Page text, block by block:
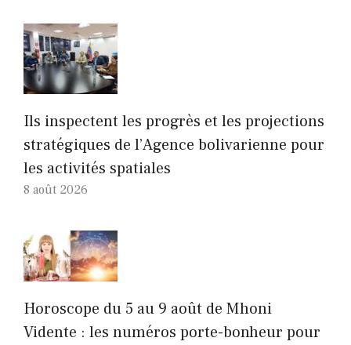
Ils inspectent les progrès et les projections
stratégiques de l’Agence bolivarienne pour
les activités spatiales
8 août 2026
Horoscope du 5 au 9 août de Mhoni
Vidente : les numéros porte-bonheur pour